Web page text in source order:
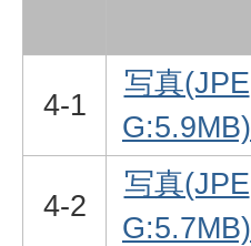
4-1
写真(JPE
G:5.9MB)
4-2
写真(JPE
G:5.7MB)